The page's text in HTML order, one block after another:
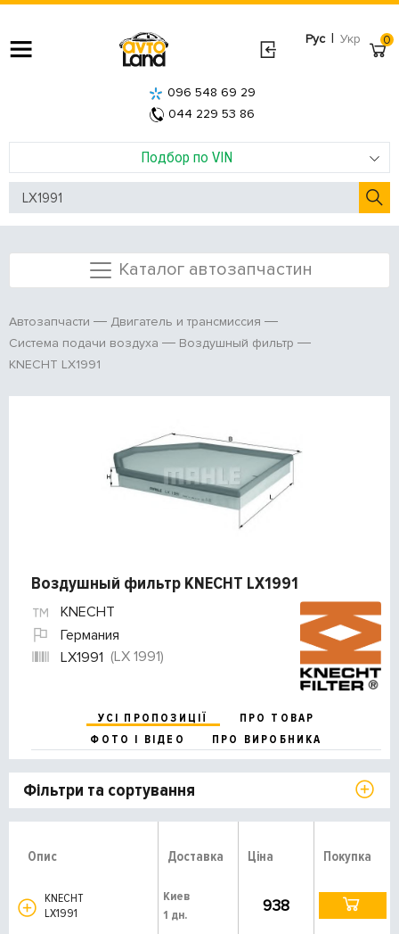
Рус | Укр
Подбор по VIN
096 548 69 29
044 229 53 86
0
Каталог автозапчастин
Автозапчасти
Двигатель и трансмиссия
Система подачи воздуха
Воздушный фильтр
KNECHT LX1991
Воздушный фильтр KNECHT LX1991
KNECHT
Германия
LX1991 (LX 1991)
УСІ ПРОПОЗИЦІЇ
ПРО ТОВАР
ФОТО І ВІДЕО
ПРО ВИРОБНИКА
Фільтри та сортування
Опис Доставка Ціна Покупка
KNECHT
LX1991
Киев
1 дн.
938